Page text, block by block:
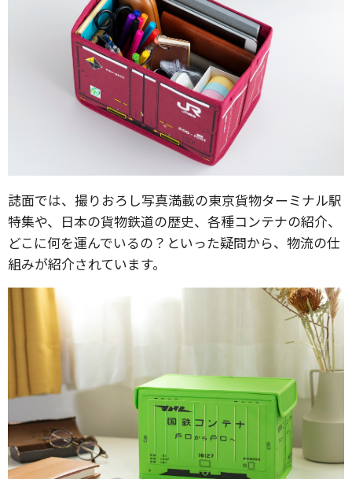
誌面では、撮りおろし写真満載の東京貨物ターミナル駅
特集や、日本の貨物鉄道の歴史、各種コンテナの紹介、
どこに何を運んでいるの？といった疑問から、物流の仕
組みが紹介されています。